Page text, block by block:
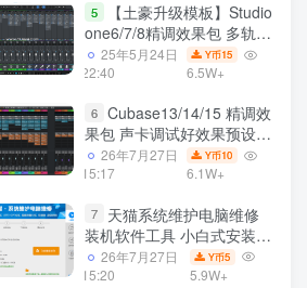
5
【土豪升级模板】Studio
one6/7/8精调效果包 多轨道
效果模式可选 声卡调试好预
设模板 带插件全套文件
25年5月24日
22:40
Y币15
6.5W+
6 Cubase13/14/15 精调效
果包 声卡调试好效果预设工
程模板 带插件全套文件
26年7月27日
15:17
Y币10
6.1W+
7
天猫系统维护电脑维修
装机软件工具 小白式安装
完全一键安装系统 电脑系统
装机软件 一键重装系统
26年7月27日
15:20
Y币5
5.9W+